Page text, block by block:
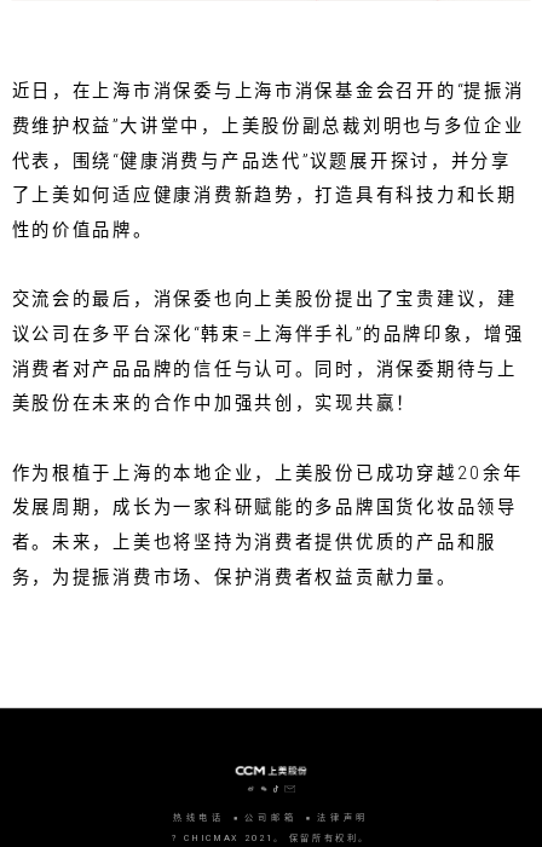
近日，在上海市消保委与上海市消保基金会召开的“提振消
费维护权益”大讲堂中，上美股份副总裁刘明也与多位企业
代表，围绕“健康消费与产品迭代”议题展开探讨，并分享
了上美如何适应健康消费新趋势，打造具有科技力和长期
性的价值品牌。
交流会的最后，消保委也向上美股份提出了宝贵建议，建
议公司在多平台深化“韩束=上海伴手礼”的品牌印象，增强
消费者对产品品牌的信任与认可。同时，消保委期待与上
美股份在未来的合作中加强共创，实现共赢！
作为根植于上海的本地企业，上美股份已成功穿越20余年
发展周期，成长为一家科研赋能的多品牌国货化妆品领导
者。未来，上美也将坚持为消费者提供优质的产品和服
务，为提振消费市场、保护消费者权益贡献力量。
热线电话 公司邮箱 法律声明
? CHICMAX 2021。 保留所有权利。